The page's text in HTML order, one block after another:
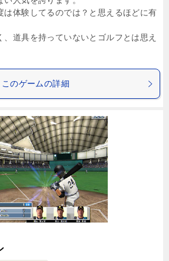
は体験してるのでは？と思えるほどに有
、道具を持っていないとゴルフとは思え
このゲームの詳細